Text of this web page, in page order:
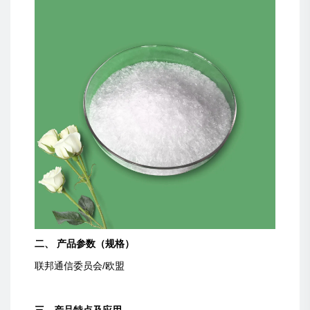
二、 产品参数（规格）
联邦通信委员会/欧盟